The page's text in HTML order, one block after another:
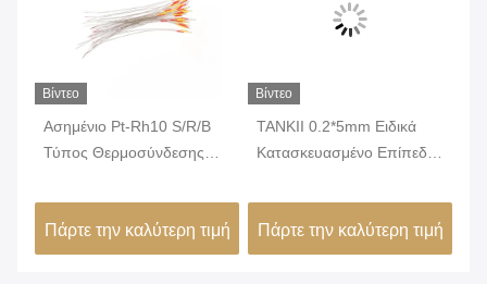
Βίντεο
Ασημένιο Pt-Rh10 S/R/B
Τύπος Θερμοσύνδεσης
Σύρμα Για 1600 βαθμούς
Μέτρηση θερμοκρασίας
Πάρτε την καλύτερη τιμή
Βίντεο
TANKII 0.2*5mm Ειδικά
Κατασκευασμένο Επίπεδο
Τύπου Κ για Αξεσουάρ
Αισθητήρων
Πάρτε την καλύτερη τιμή